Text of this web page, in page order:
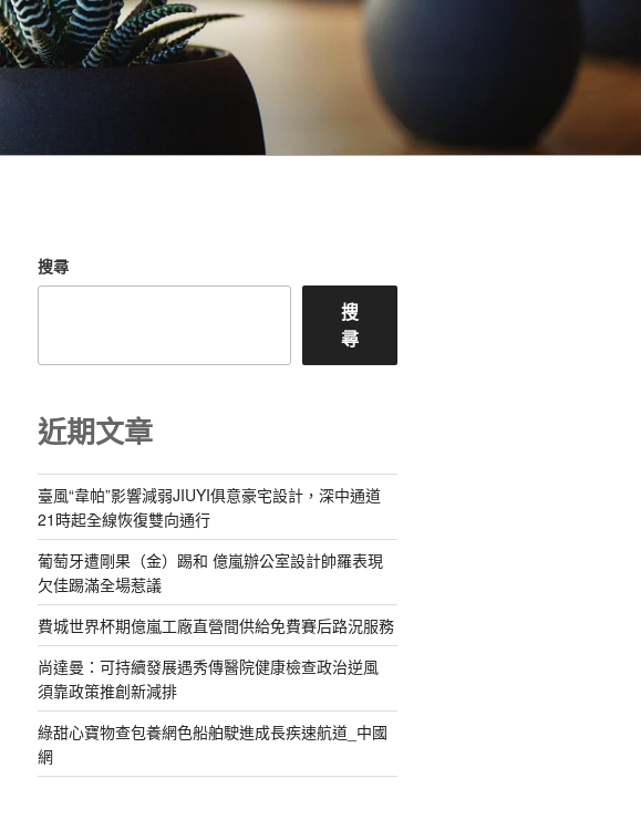
搜尋
搜
尋
近期文章
臺風“韋帕”影響減弱JIUYI俱意豪宅設計，深中通道
21時起全線恢復雙向通行
葡萄牙遭剛果（金）踢和 億嵐辦公室設計帥羅表現
欠佳踢滿全場惹議
費城世界杯期億嵐工廠直營間供給免費賽后路況服務
尚達曼：可持續發展遇秀傳醫院健康檢查政治逆風
須靠政策推創新減排
綠甜心寶物查包養網色船舶駛進成長疾速航道_中國
網